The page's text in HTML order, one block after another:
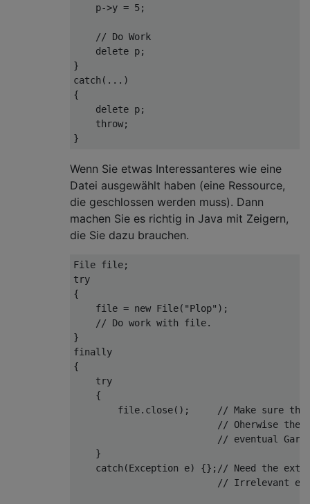
    p->y =
5;
// Do Work
delete p;
catch (...)
{
delete p;
throw;
Wenn Sie etwas Interessanteres wie eine
Datei ausgewählt haben (eine Ressource,
die geschlossen werden muss). Dann
machen Sie es richtig in Java mit Zeigern,
die Sie dazu brauchen.
try
{
    file =
new File( "Plop" );
// Do work with file.
}
finally
{
try
    {
        file.close();
// Make sure
// Oherwise the
// eventual
    }
catch (Exception e) {}; // Need the
// Irrelevant